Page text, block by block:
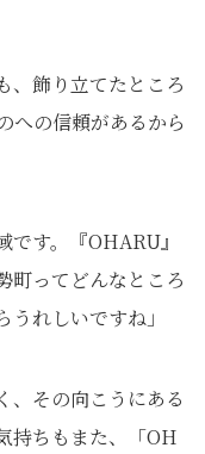
、飾り立てたところ
への信頼があるから
です。『OHARU』
町ってどんなところ
れしいですね」
、その向こうにある
持ちもまた、「OH